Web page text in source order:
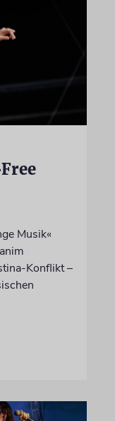
Musik«
Konflikt –